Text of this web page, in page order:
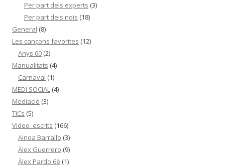
Per part dels experts (3)
Per part dels nois (18)
General (8)
Les cançons favorites (12)
Anys 60 (2)
Manualitats (4)
Carnaval (1)
MEDI SOCIAL (4)
Mediació (3)
TICs (5)
Vídeo_escrits (166)
Ainoa Barrallo (3)
Àlex Guerrero (9)
Àlex Pardo 6è (1)